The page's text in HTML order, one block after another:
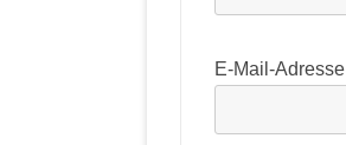
E-Mail-Adresse